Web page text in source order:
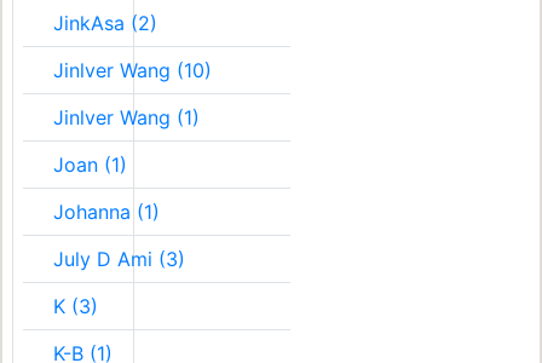
JinkAsa (2)
Jinlver Wang (10)
Jinlver Wang (1)
Joan (1)
Johanna (1)
July D Ami (3)
K (3)
K-B (1)